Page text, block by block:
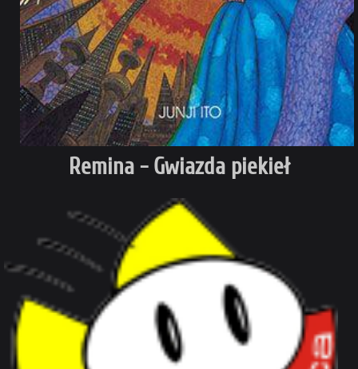
Remina - Gwiazda piekieł